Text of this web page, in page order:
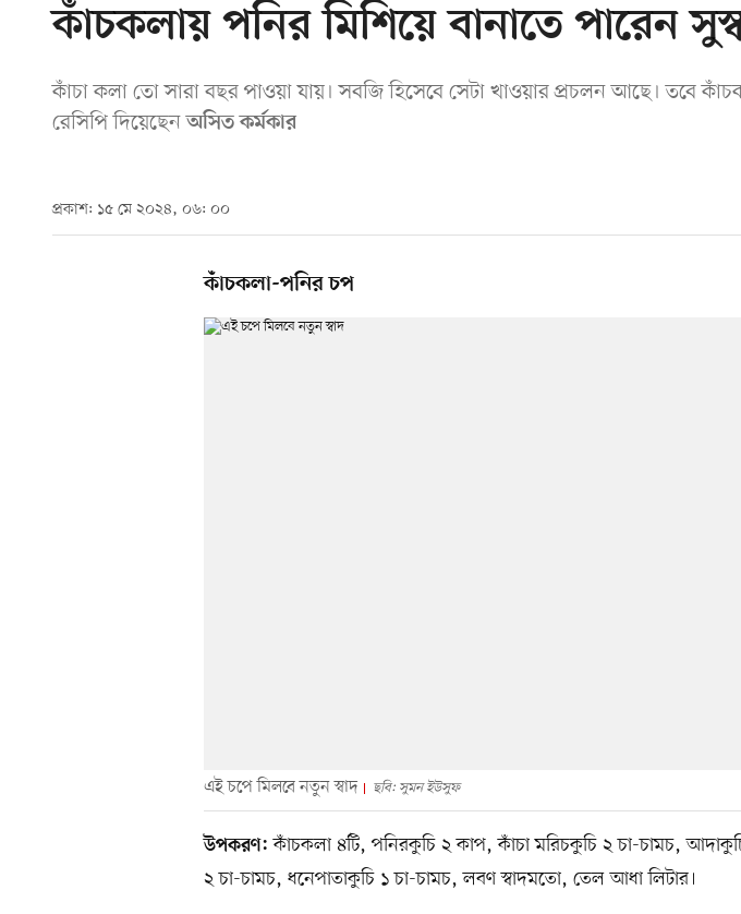
কাঁচকলায় পনির মিশিয়ে বানাতে পারেন
কাঁচা কলা তো সারা বছর পাওয়া যায়। সবজি হিসেবে সেটা খাওয়ার প্রচলন আছে। তবে
রেসিপি দিয়েছেনঅসিত কর্মকার
প্রকাশ: ১৫ মে ২০২৪, ০৬: ০০
কাঁচকলা-পনির চপ
এই চপে মিলবে নতুন স্বাদ ছবি: সুমন ইউসুফ
উপকরণ: কাঁচকলা ৪টি, পনিরকুচি ২ কাপ, কাঁচা মরিচকুচি ২ চা-চামচ,
২ চা-চামচ, ধনেপাতাকুচি ১ চা-চামচ, লবণ স্বাদমতো, তেল আধা লিটার।